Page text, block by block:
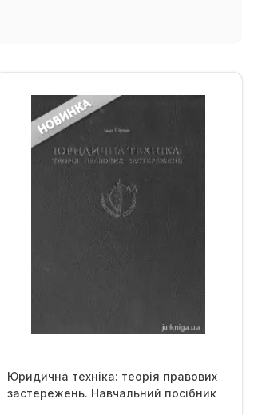
Юридична техніка: теорія правових
застережень. Навчальний посібник